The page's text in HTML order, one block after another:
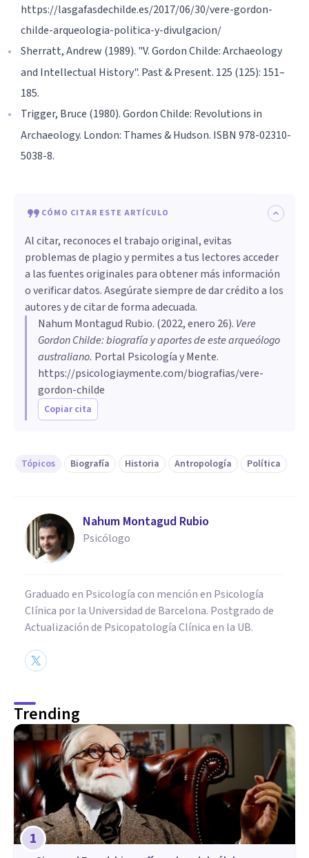
https://lasgafasdechilde.es/2017/06/30/vere-gordon-
childe-arqueologia-politica-y-divulgacion/
Sherratt, Andrew (1989). "V. Gordon Childe: Archaeology
and Intellectual History". Past & Present. 125 (125): 151–
185.
Trigger, Bruce (1980). Gordon Childe: Revolutions in
Archaeology. London: Thames & Hudson. ISBN 978-02310-
5038-8.
CÓMO CITAR ESTE ARTÍCULO
Al citar, reconoces el trabajo original, evitas
problemas de plagio y permites a tus lectores acceder
a las fuentes originales para obtener más información
o verificar datos. Asegúrate siempre de dar crédito a los
autores y de citar de forma adecuada.
Nahum Montagud Rubio. (2022, enero 26). Vere
Gordon Childe: biografía y aportes de este arqueólogo
australiano. Portal Psicología y Mente.
https://psicologiaymente.com/biografias/vere-
gordon-childe
Copiar cita
Tópicos Biografía Historia Antropología Política
Nahum Montagud Rubio
Psicólogo
Graduado en Psicología con mención en Psicología
Clínica por la Universidad de Barcelona. Postgrado de
Actualización de Psicopatología Clínica en la UB.
Trending
1